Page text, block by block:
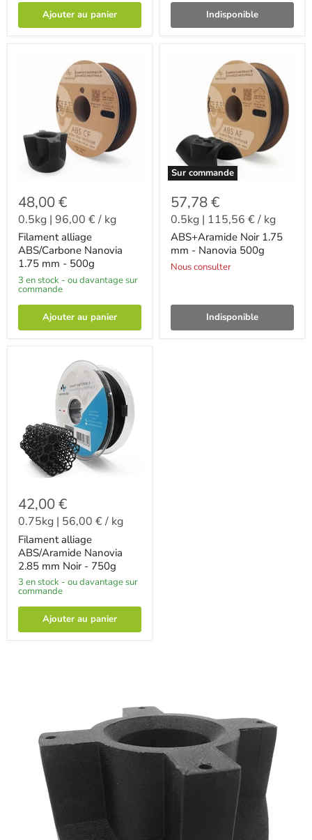
Ajouter au panier Indisponible
48,00 €
0.5kg | 96,00 €/ kg
Filament alliage
ABS/Carbone Nanovia
1.75 mm - 500g
3 en stock - ou davantage sur
commande
Ajouter au panier
Sur commande
57,78 €
0.5kg | 115,56 €/ kg
ABS+Aramide Noir 1.75
mm - Nanovia 500g
Nous consulter
Indisponible
42,00 €
0.75kg | 56,00 €/ kg
Filament alliage
ABS/Aramide Nanovia
2.85 mm Noir - 750g
3 en stock - ou davantage sur
commande
Ajouter au panier